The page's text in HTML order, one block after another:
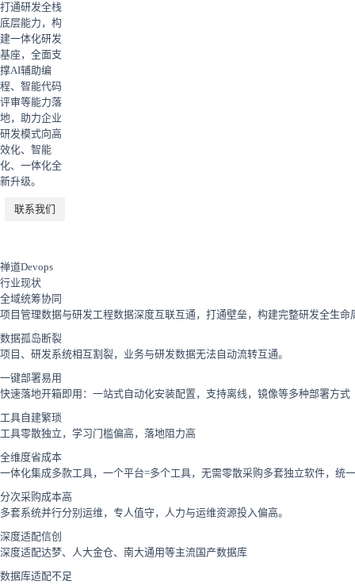
打通研发全栈
底层能力，构
建一体化研发
基座，全面支
撑AI辅助编
程、智能代码
评审等能力落
地，助力企业
研发模式向高
效化、智能
化、一体化全
新升级。
联系我们
禅道Devops
行业现状
全域统筹协同
项目管理数据与研发工程数据深度互联互通，打通壁垒，构建完整研发全生命
数据孤岛断裂
项目、研发系统相互割裂，业务与研发数据无法自动流转互通。
一键部署易用
快速落地开箱即用：一站式自动化安装配置，支持离线，镜像等多种部署方式
工具自建繁琐
工具零散独立，学习门槛偏高，落地阻力高
全维度省成本
一体化集成多款工具，一个平台=多个工具，无需零散采购多套独立软件，统
分次采购成本高
多套系统并行分别运维，专人值守，人力与运维资源投入偏高。
深度适配信创
深度适配达梦、人大金仓、南大通用等主流国产数据库
数据库适配不足